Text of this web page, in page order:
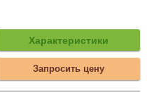
Характеристики
Запросить цену